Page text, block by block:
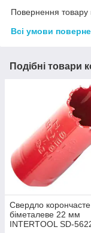
Повернення товару
Всі умови
Подібні товари
Свердло корончасте
біметалеве 22 мм
INTERTOOL SD-